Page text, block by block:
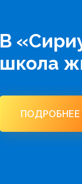
В
школа
ПОДРОБНЕЕ